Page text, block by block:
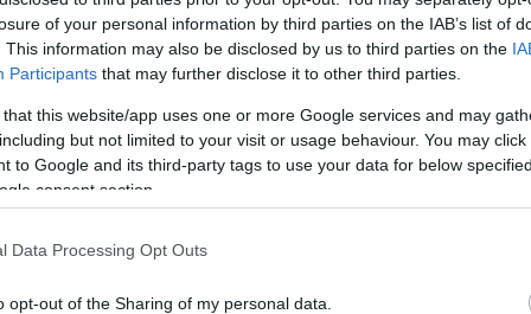
of your personal information by third parties on the IAB’s list of
This information may also be disclosed by us to third parties on the
Participants that may further disclose it to other third parties.
that this website/app uses one or more Google services and may
but not limited to your visit or usage behaviour. You may
to Google and its third-party tags to use your data for below
consent section.
Data Processing Opt Outs
opt-out of the Sharing of my personal data.
die vorgezogenen
lehnte die Forderung des Theiß-Chefs Peter
„Es ist nicht Peter Magyar, der ungeduldig ist,
in Brüssel.“” Als Reaktion auf Magyars Rede am
Neuwahlen wollen kann, da sie nächste
können”.